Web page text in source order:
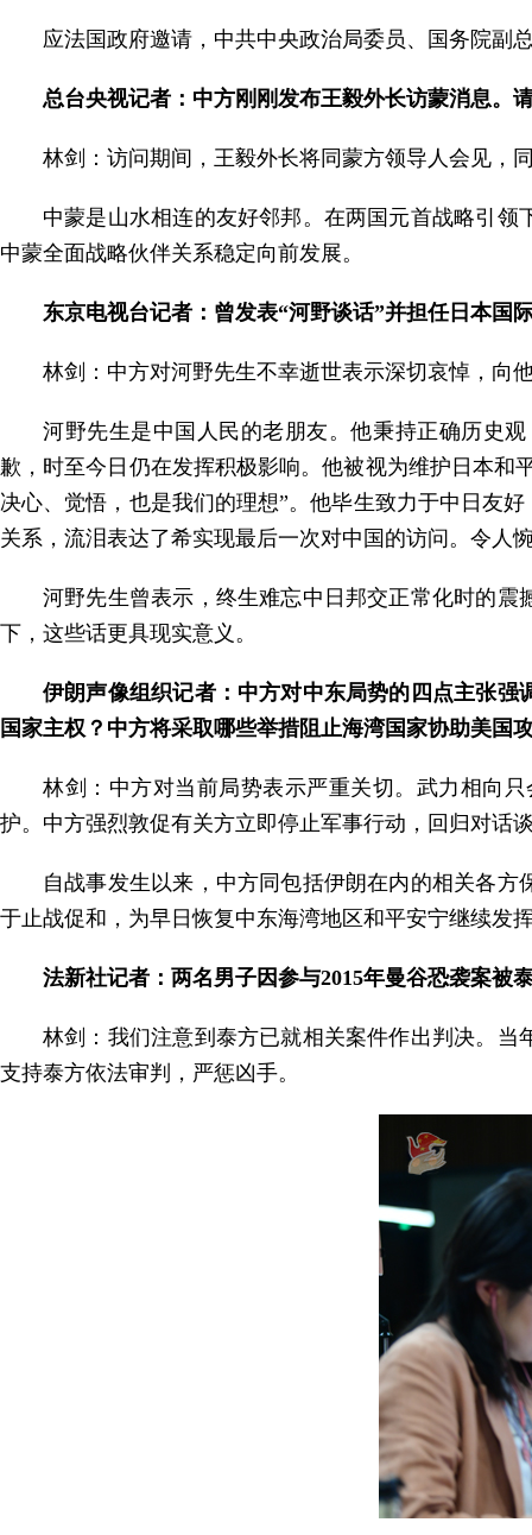
应法国政府邀请，中共中央政治局委员、国务院副
总台央视记者：中方刚刚发布王毅外长访蒙消息。
林剑：访问期间，王毅外长将同蒙方领导人会见，
中蒙是山水相连的友好邻邦。在两国元首战略引
中蒙全面战略伙伴关系稳定向前发展。
东京电视台记者：曾发表“河野谈话”并担任日本国
林剑：中方对河野先生不幸逝世表示深切哀悼，向
河野先生是中国人民的老朋友。他秉持正确历史
歉，时至今日仍在发挥积极影响。他被视为维护日本和
决心、觉悟，也是我们的理想”。他毕生致力于中日友
关系，流泪表达了希实现最后一次对中国的访问。令人
河野先生曾表示，终生难忘中日邦交正常化时的
下，这些话更具现实意义。
伊朗声像组织记者：中方对中东局势的四点主张
国家主权？中方将采取哪些举措阻止海湾国家协助美国
林剑：中方对当前局势表示严重关切。武力相向
护。中方强烈敦促有关方立即停止军事行动，回归对话
自战事发生以来，中方同包括伊朗在内的相关各
于止战促和，为早日恢复中东海湾地区和平安宁继续发
法新社记者：两名男子因参与2015年曼谷恐袭案被
林剑：我们注意到泰方已就相关案件作出判决。当
支持泰方依法审判，严惩凶手。